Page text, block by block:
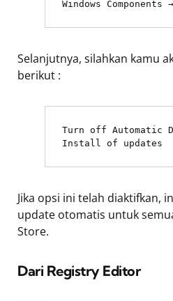
Windows Components
Selanjutnya, silahkan kamu
berikut :
Turn off Automatic
Install of updates
Jika opsi ini telah diaktifkan,
update otomatis untuk
Store.
Dari Registry Editor